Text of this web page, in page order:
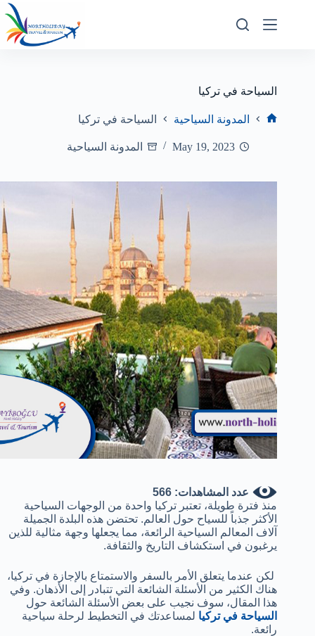
السياحة في تركيا
المدونة السياحية السياحة في تركيا
May 19, 2023 المدونة السياحية
عدد المشاهدات: 566
منذ فترة طويلة، تعتبر تركيا واحدة من الوجهات السياحية
الأكثر جذباً للسياح حول العالم. تحتضن هذه البلدة الجميلة
آلاف المعالم السياحية الرائعة، مما يجعلها وجهة مثالية للذين
يرغبون في استكشاف التاريخ والثقافة.
لكن عندما يتعلق الأمر بالسفر والاستمتاع بالإجازة في تركيا،
هناك الكثير من الأسئلة الشائعة التي تتبادر إلى الأذهان. وفي
هذا المقال، سوف نجيب على بعض الأسئلة الشائعة حول
السياحة في تركيا لمساعدتك في التخطيط لرحلة سياحية
رائعة.